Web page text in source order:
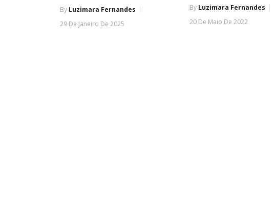
By Luzimara Fernandes
29 De Janeiro De 2025
By Luzimara Fernandes
20 De Maio De 2022